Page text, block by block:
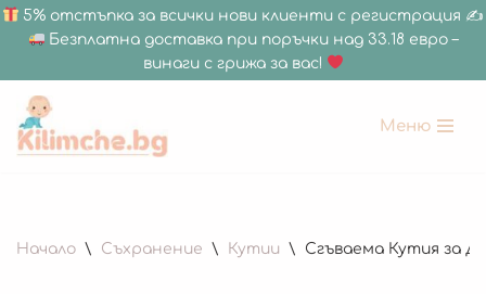
5% отстъпка за всички нови клиенти с регистрация ✍
Безплатна доставка при поръчки над 33.18 евро –
винаги с грижа за вас!
Продължете
Меню
Начало \ Съхранение \ Кутии \ Сгъваема Кутия за